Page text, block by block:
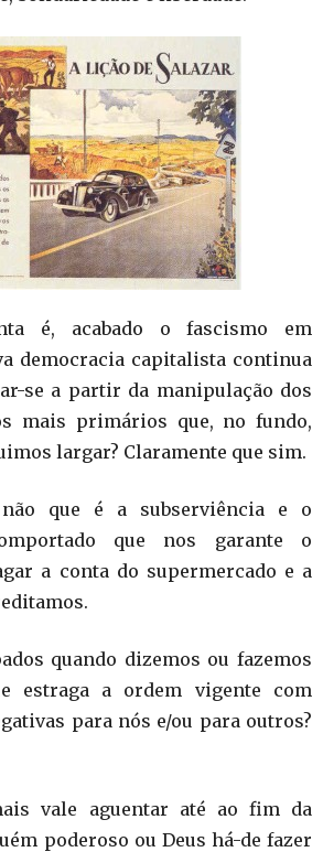
é, acabado o fascismo em
democracia capitalista continua
se a partir da manipulação dos
mais primários que, no fundo,
largar? Claramente que sim.
que é a subserviência e o
que nos garante o
a conta do supermercado e a
quando dizemos ou fazemos
estraga a ordem vigente com
para nós e/ou para outros?
vale aguentar até ao fim da
poderoso ou Deus há-de fazer